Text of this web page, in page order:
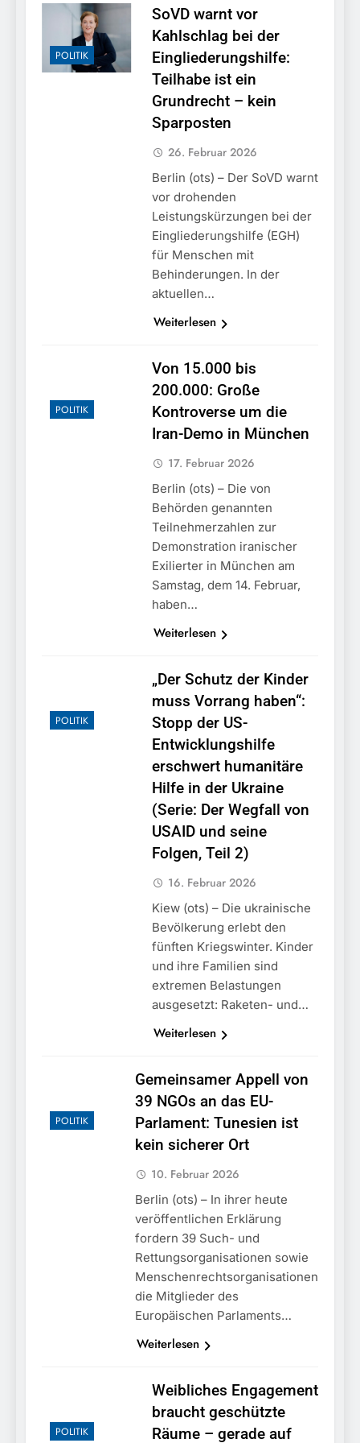
Beinahekollision an
Bahnübergang in Aubing
/ Bundespolizei ermittelt
wegen gefährlichen
Eingriffs in den
Bahnverkehr
5. August 2026
POLITIK
SoVD warnt vor
Kahlschlag bei der
Eingliederungshilfe:
Teilhabe ist ein
Grundrecht – kein
Sparposten
26. Februar 2026
Berlin (ots) – Der SoVD warnt
vor drohenden
Leistungskürzungen bei der
Eingliederungshilfe (EGH)
für Menschen mit
Behinderungen. In der
aktuellen…
Weiterlesen
POLITIK
Von 15.000 bis
200.000: Große
Kontroverse um die
Iran-Demo in München
17. Februar 2026
Berlin (ots) – Die von
Behörden genannten
Teilnehmerzahlen zur
Demonstration iranischer
Exilierter in München am
Samstag, dem 14. Februar,
haben…
Weiterlesen
POLITIK
„Der Schutz der Kinder
muss Vorrang haben“:
Stopp der US-
Entwicklungshilfe
erschwert humanitäre
Hilfe in der Ukraine
(Serie: Der Wegfall von
USAID und seine
Folgen, Teil 2)
16. Februar 2026
Kiew (ots) – Die ukrainische
Bevölkerung erlebt den
fünften Kriegswinter. Kinder
und ihre Familien sind
extremen Belastungen
ausgesetzt: Raketen- und…
Weiterlesen
POLITIK
Gemeinsamer Appell von
39 NGOs an das EU-
Parlament: Tunesien ist
kein sicherer Ort
10. Februar 2026
Berlin (ots) – In ihrer heute
veröffentlichen Erklärung
fordern 39 Such- und
Rettungsorganisationen sowie
Menschenrechtsorganisationen
die Mitglieder des
Europäischen Parlaments…
Weiterlesen
POLITIK
Weibliches Engagement
braucht geschützte
Räume – gerade auf